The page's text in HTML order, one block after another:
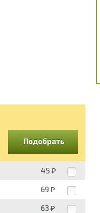
Подобрать
45 ₽
69 ₽
63 ₽